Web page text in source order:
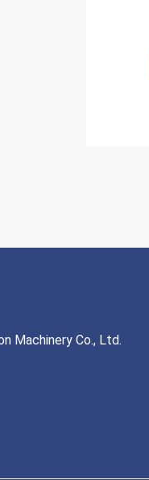
Machinery Co., Ltd.